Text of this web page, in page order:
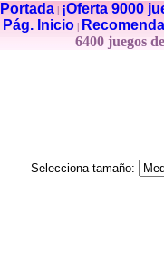
Portada|
¡Oferta 9000
Pág. Inicio
6400 juegos
Selecciona tamaño: